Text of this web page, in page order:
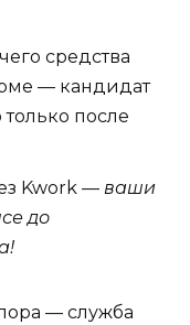
средства
— кандидат
после
Kwork — ваши
до
— служба